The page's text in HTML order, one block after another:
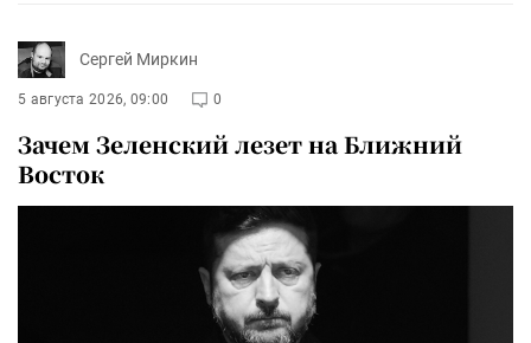
Сергей Миркин
5 августа 2026, 09:00 0
Зачем Зеленский лезет на Ближний
Восток